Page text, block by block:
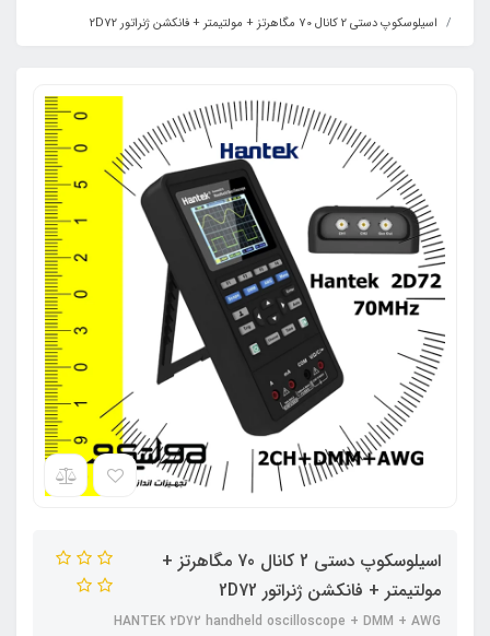
اسیلوسکوپ دستی 2 کانال 70 مگاهرتز + مولتیمتر + فانکشن ژنراتور 2D72
اسیلوسکوپ دستی 2 کانال 70 مگاهرتز +
مولتیمتر + فانکشن ژنراتور 2D72
HANTEK 2D72 handheld oscilloscope + DMM + AWG